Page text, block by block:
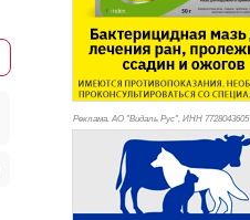
Реклама. АО "Видаль Рус", ИНН 7728043605